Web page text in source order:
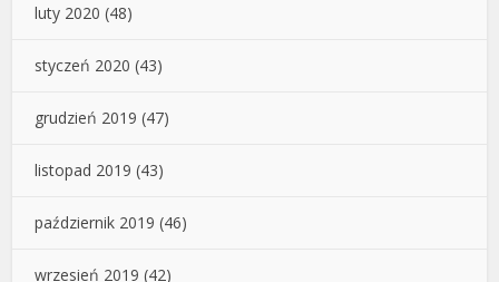
luty 2020 (48)
styczeń 2020 (43)
grudzień 2019 (47)
listopad 2019 (43)
październik 2019 (46)
wrzesień 2019 (42)